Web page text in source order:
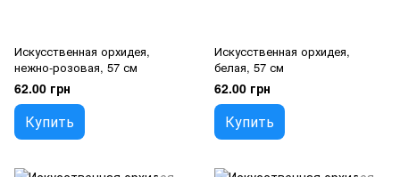
Искусственная орхидея,
нежно-розовая, 57 см
62.00 грн
Купить
Искусственная орхидея,
белая, 57 см
62.00 грн
Купить